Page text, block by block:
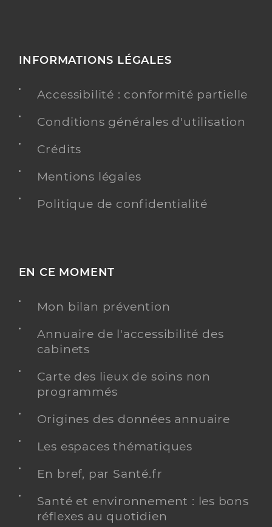
INFORMATIONS LÉGALES
Accessibilité : conformité partielle
Conditions générales d'utilisation
Crédits
Mentions légales
Politique de confidentialité
EN CE MOMENT
Mon bilan prévention
Annuaire de l'accessibilité des
cabinets
Carte des lieux de soins non
programmés
Origines des données annuaire
Les espaces thématiques
En bref, par Santé.fr
Santé et environnement : les bons
réflexes au quotidien